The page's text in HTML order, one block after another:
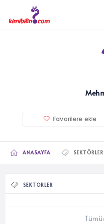
Favorilere ekle
ANASAYFA SEKTÖRLER
SEKTÖRLER